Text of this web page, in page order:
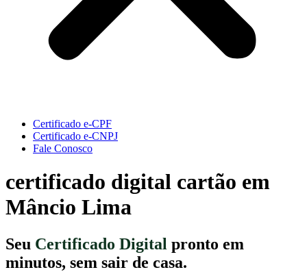
Certificado e-CPF
Certificado e-CNPJ
Fale Conosco
certificado digital cartão em
Mâncio Lima
Seu Certificado Digital pronto em
minutos, sem sair de casa.